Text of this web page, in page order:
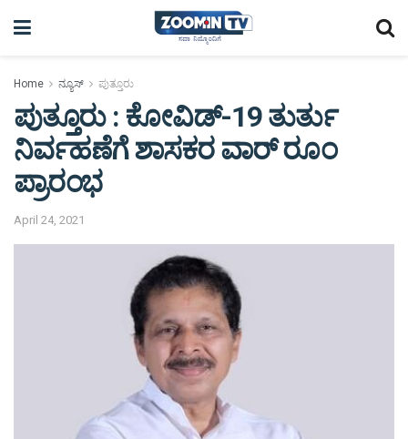
Home ನ್ಯೂಸ್ ಪುತ್ತೂರು
ಪುತ್ತೂರು : ಕೋವಿಡ್-19 ತುರ್ತು
ನಿರ್ವಹಣೆಗೆ ಶಾಸಕರ ವಾರ್ ರೂಂ
ಪ್ರಾರಂಭ
April 24, 2021